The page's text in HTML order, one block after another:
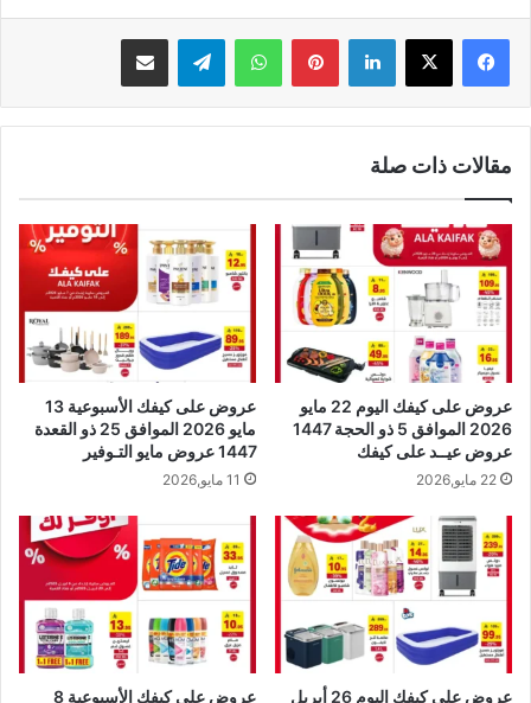
لينكدإن بينتيريستواتساب تيلقرام مشاركة عبر البريد
مقالات ذات صلة
عروض على كيفك اليوم 22 مايو
2026 الموافق 5 ذو الحجة 1447
عروض عيــد على كيفك
22 مايو,2026
عروض على كيفك الأسبوعية 13
مايو 2026 الموافق 25 ذو القعدة
1447 عروض مايو التـوفير
11 مايو,2026
عروض على كيفك اليوم 26 أبريل
عروض على كيفك الأسبوعية 8